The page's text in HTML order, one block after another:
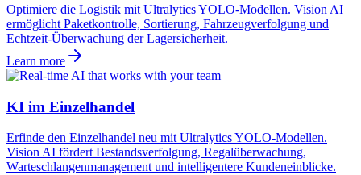
Optimiere die Logistik mit Ultralytics YOLO-Modellen. Vision AI
ermöglicht Paketkontrolle, Sortierung, Fahrzeugverfolgung und
Echtzeit-Überwachung der Lagersicherheit.
Learn more
KI im Einzelhandel
Erfinde den Einzelhandel neu mit Ultralytics YOLO-Modellen.
Vision AI fördert Bestandsverfolgung, Regalüberwachung,
Warteschlangenmanagement und intelligentere Kundeneinblicke.